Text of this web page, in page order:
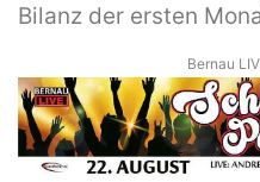
Bilanz der ersten
Bernau